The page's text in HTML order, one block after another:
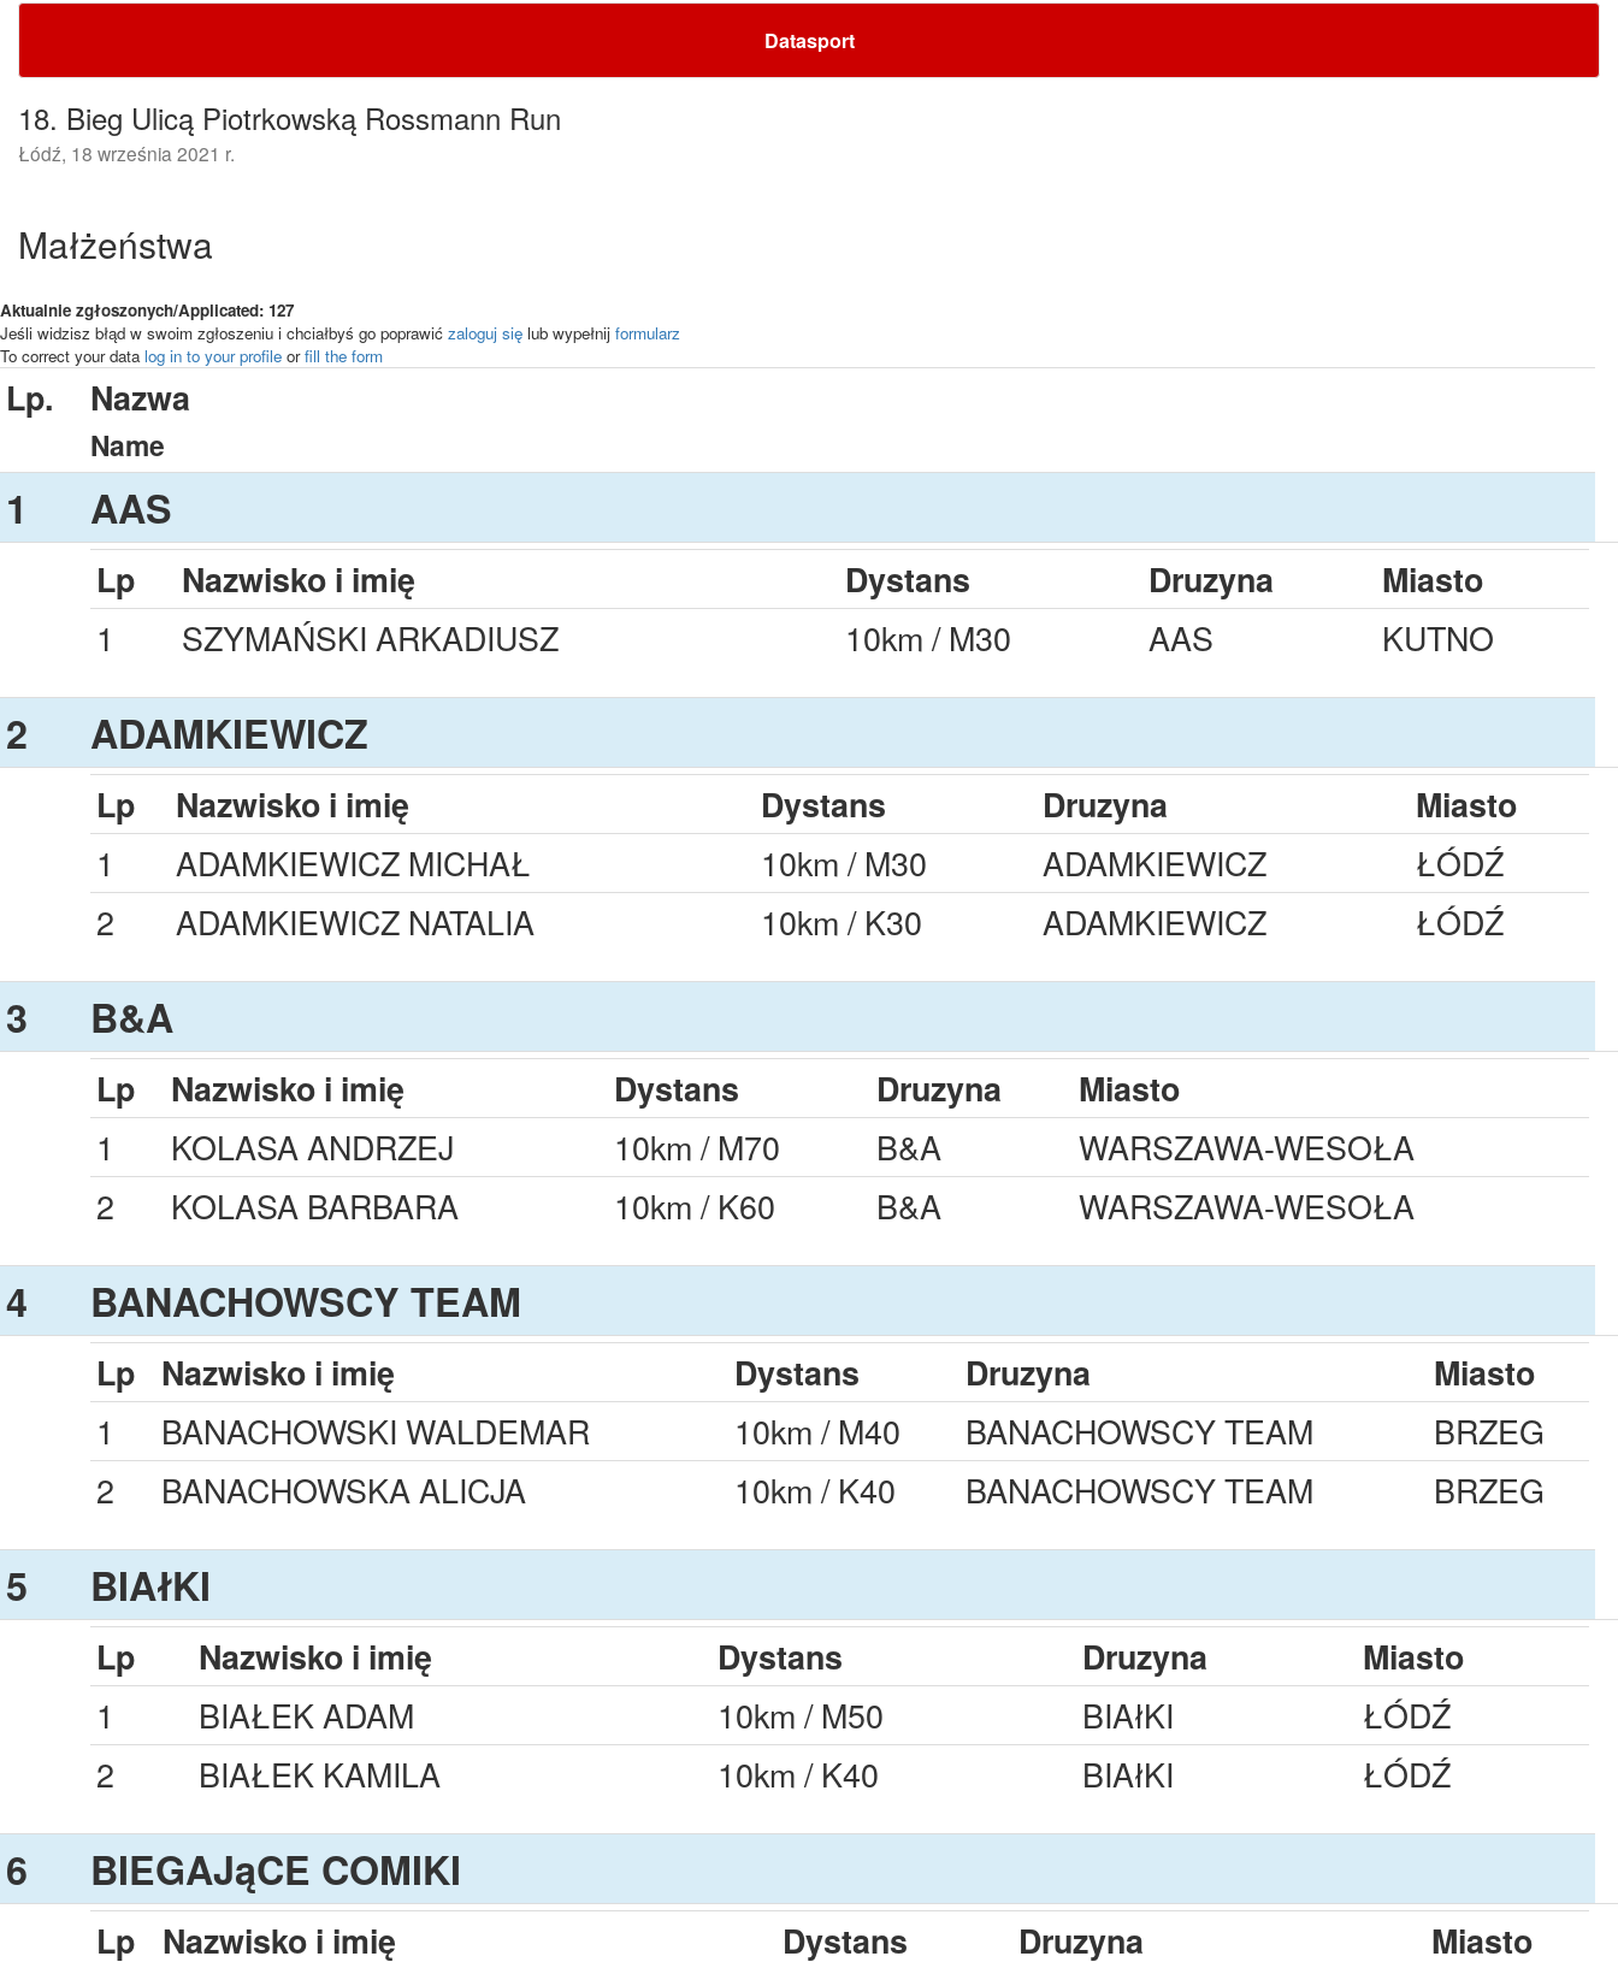
Datasport
18. Bieg Ulicą Piotrkowską Rossmann Run
Łódź, 18 września 2021 r.
Małżeństwa
Aktualnie zgłoszonych/Applicated: 127
Jeśli widzisz błąd w swoim zgłoszeniu i chciałbyś go poprawić zaloguj się lub wypełnij formularz
To correct your data log in to your profile orfill the form
Lp. Nazwa
Name
1 AAS
Lp Nazwisko i imię Dystans Druzyna Miasto
1 SZYMAŃSKI ARKADIUSZ 10km / M30 AAS KUTNO
2 ADAMKIEWICZ
Lp Nazwisko i imię Dystans Druzyna Miasto
1 ADAMKIEWICZ MICHAŁ 10km / M30 ADAMKIEWICZ
ŁÓDŹ
2
ADAMKIEWICZ NATALIA 10km / K30 ADAMKIEWICZ ŁÓDŹ
3 B&A
Lp Nazwisko i imię Dystans Druzyna Miasto
1 KOLASA ANDRZEJ 10km / M70 B&A
WARSZAWA-WESOŁA
2
KOLASA BARBARA 10km / K60 B&A WARSZAWA-WESOŁA
4 BANACHOWSCY TEAM
Lp Nazwisko i imię Dystans Druzyna Miasto
1 BANACHOWSKI WALDEMAR 10km / M40 BANACHOWSCY TEAM
BRZEG
2
BANACHOWSKA ALICJA 10km / K40 BANACHOWSCY TEAM BRZEG
5 BIAłKI
Lp Nazwisko i imię Dystans Druzyna Miasto
1 BIAŁEK ADAM 10km / M50 BIAłKI
ŁÓDŹ
2
BIAŁEK KAMILA 10km / K40 BIAłKI ŁÓDŹ
6 BIEGAJąCE COMIKI
Lp Nazwisko i imię Dystans Druzyna Miasto